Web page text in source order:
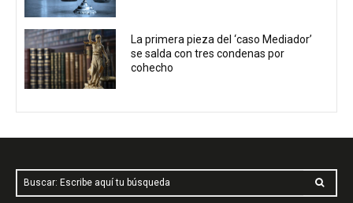
La primera pieza del ‘caso Mediador’
se salda con tres condenas por
cohecho
Buscar: Escribe aquí tu búsqueda